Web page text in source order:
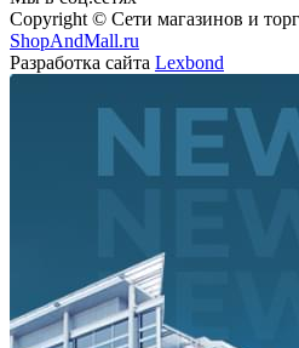
Copyright © Сети магазинов и
ShopAndMall.ru
Разработка сайта Lexbond